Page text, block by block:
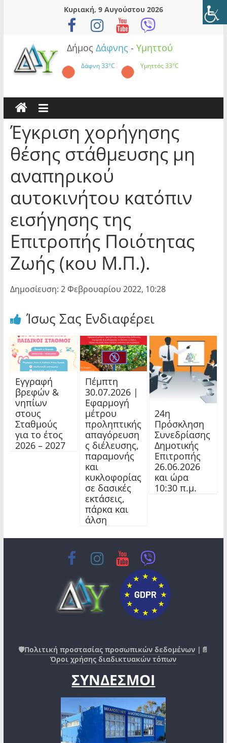
Κυριακή, 9 Αυγούστου 2026
Δήμος Δάφνης - Υμηττού
Δάφνη33°C Υμηττός33°C
Έγκριση χορήγησης
θέσης στάθμευσης μη
αναπηρικού
αυτοκινήτου κατόπιν
εισήγησης της
Επιτροπής Ποιότητας
Ζωής (κου Μ.Π.).
Δημοσίευση: 2 Φεβρουαρίου 2022, 10:28
Ίσως Σας Ενδιαφέρει
Εγγραφή
βρεφών &
νηπίων
στους
Σταθμούς
για το έτος
2026 – 2027
Πέμπτη
30.07.2026 |
Εφαρμογή
μέτρου
προληπτικής
απαγόρευση
ς διέλευσης,
παραμονής
και
κυκλοφορίας
σε δασικές
εκτάσεις,
πάρκα και
άλση
24η
Πρόσκληση
Συνεδρίασης
Δημοτικής
Επιτροπής
26.06.2026
και ώρα
10:30 π.μ.
🛡️Πολιτική προστασίας προσωπικών δεδομένων |📄
Όροι χρήσης διαδικτυακών τόπων
ΣΥΝΔΕΣΜΟΙ